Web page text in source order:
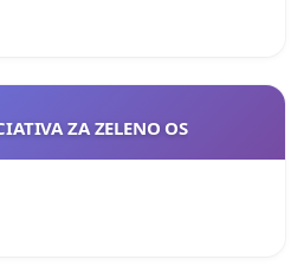
ZA ZELENO OS